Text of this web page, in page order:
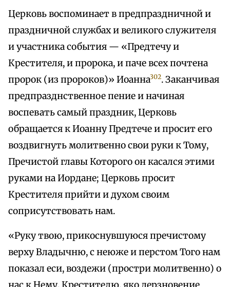
Церковь воспоминает в предпраздничной и
праздничной службах и великого служителя
и участника события — «Предтечу и
Крестителя, и пророка, и паче всех почтена
пророк (из пророков)» Иоанна302. Заканчивая
предпразднственное пение и начиная
воспевать самый праздник, Церковь
обращается к Иоанну Предтече и просит его
воздвигнуть молитвенно свои руки к Тому,
Пречистой главы Которого он касался этими
руками на Иордане; Церковь просит
Крестителя прийти и духом своим
соприсутствовать нам.
«Руку твою, прикоснувшуюся пречистому
верху Владычню, с неюже и перстом Того нам
показал еси, воздежи (простри молитвенно) о